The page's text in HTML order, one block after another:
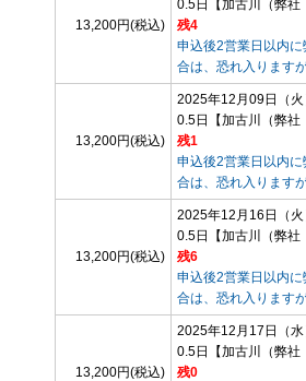
13,200円(税込)
0.5日
【加古川（弊
残4
申込後2営業日以内
合は、恐れ入ります
13,200円(税込)
2025年12月09日（火
0.5日
【加古川（弊
残1
申込後2営業日以内
合は、恐れ入ります
13,200円(税込)
2025年12月16日（火
0.5日
【加古川（弊
残6
申込後2営業日以内
合は、恐れ入ります
13,200円(税込)
2025年12月17日（水
0.5日
【加古川（弊
残0